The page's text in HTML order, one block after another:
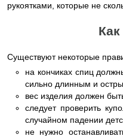
рукоятками, которые не
Существуют некоторые
на кончиках спиц
сильно длинным и
вес изделия должен
следует проверить
случайном падении
не нужно